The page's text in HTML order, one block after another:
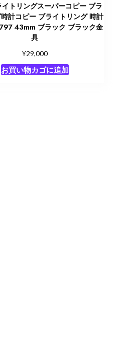
トリングスーパーコピー ブラ
計コピー ブライトリング 時計
43mm ブラック ブラック金
具
¥29,000
お買い物カゴに追加